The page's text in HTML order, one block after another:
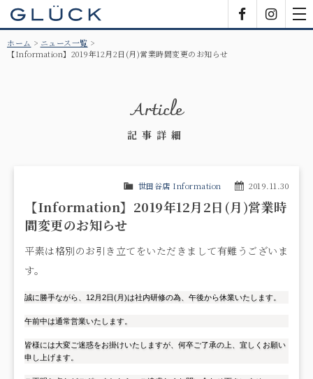
ホーム
ニュース一覧
【Information】2019年12月2日(月)営業時間変更のお知らせ
Article
記事詳細
2019.11.30
世田谷店 Information
【Information】2019年12月2日(月)営業時
間変更のお知らせ
平素は格別のお引き立てをいただきまして有難うございま
す。
誠に勝手ながら、12月2日(月)は社内研修の為、午後から休業いたします。
午前中は通常営業いたします。
皆様には大変ご迷惑をお掛けいたしますが、何卒ご了承の上、宜しくお願い
申し上げます。